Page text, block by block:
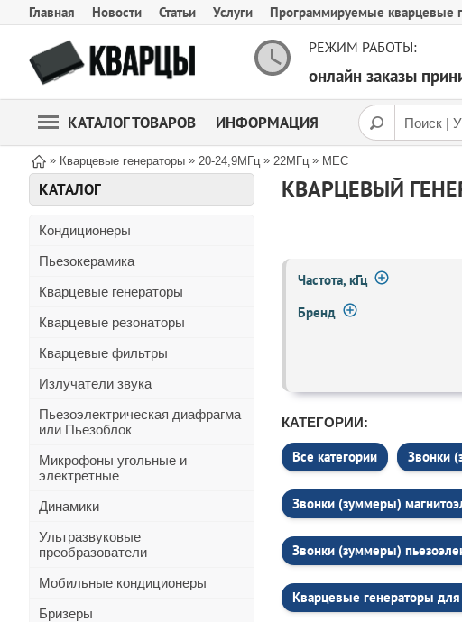
Главная Новости Статьи Услуги Программируемые кварцевые
РЕЖИМ РАБОТЫ:
онлайн заказы
КАТАЛОГ ТОВАРОВ ИНФОРМАЦИЯ
» Кварцевые генераторы » 20-24,9МГц » 22МГц » MEC
КАТАЛОГ
Кондиционеры
Пьезокерамика
Кварцевые генераторы
Кварцевые резонаторы
Кварцевые фильтры
Излучатели звука
Пьезоэлектрическая диафрагма
или Пьезоблок
Микрофоны угольные и
электретные
Динамики
Ультразвуковые
преобразователи
Мобильные кондиционеры
Бризеры
КВАРЦЕВЫЙ
Частота, кГц
Бренд
КАТЕГОРИИ:
Все категории Звонки
Звонки (зуммеры)
Звонки (зуммеры)
Кварцевые генераторы